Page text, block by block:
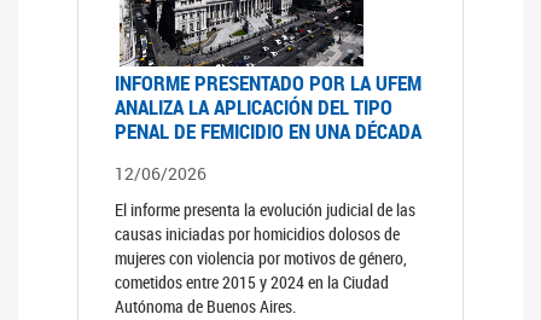
INFORME PRESENTADO POR LA UFEM
ANALIZA LA APLICACIÓN DEL TIPO
PENAL DE FEMICIDIO EN UNA DÉCADA
12/06/2026
El informe presenta la evolución judicial de las
causas iniciadas por homicidios dolosos de
mujeres con violencia por motivos de género,
cometidos entre 2015 y 2024 en la Ciudad
Autónoma de Buenos Aires.